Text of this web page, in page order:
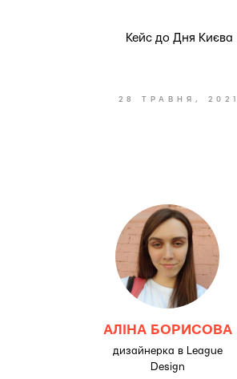
Кейс до Дня Києва
28 ТРАВНЯ, 2021
АЛІНА БОРИСОВА
дизайнерка в League
Design